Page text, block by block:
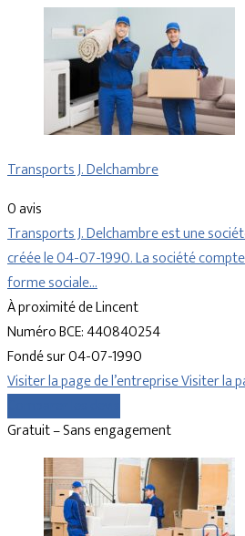
Transports J. Delchambre
0 avis
Transports J. Delchambre est une
créée le 04-07-1990. La société
forme sociale…
À proximité de Lincent
Numéro BCE: 440840254
Fondé sur 04-07-1990
Visiter la page de l’entrepriseVisiter la
Gratuit – Sans engagement